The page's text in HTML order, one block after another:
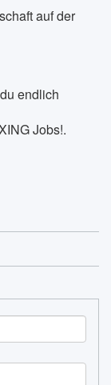
auf der
endlich
Jobs!.